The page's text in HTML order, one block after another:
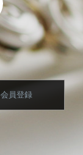
員登録